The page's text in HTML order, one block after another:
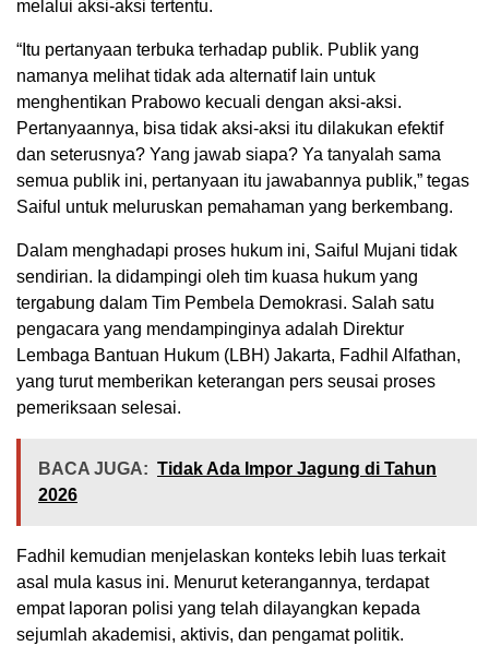
melalui aksi-aksi tertentu.
“Itu pertanyaan terbuka terhadap publik. Publik yang
namanya melihat tidak ada alternatif lain untuk
menghentikan Prabowo kecuali dengan aksi-aksi.
Pertanyaannya, bisa tidak aksi-aksi itu dilakukan efektif
dan seterusnya? Yang jawab siapa? Ya tanyalah sama
semua publik ini, pertanyaan itu jawabannya publik,” tegas
Saiful untuk meluruskan pemahaman yang berkembang.
Dalam menghadapi proses hukum ini, Saiful Mujani tidak
sendirian. Ia didampingi oleh tim kuasa hukum yang
tergabung dalam Tim Pembela Demokrasi. Salah satu
pengacara yang mendampinginya adalah Direktur
Lembaga Bantuan Hukum (LBH) Jakarta, Fadhil Alfathan,
yang turut memberikan keterangan pers seusai proses
pemeriksaan selesai.
BACA JUGA: Tidak Ada Impor Jagung di Tahun
2026
Fadhil kemudian menjelaskan konteks lebih luas terkait
asal mula kasus ini. Menurut keterangannya, terdapat
empat laporan polisi yang telah dilayangkan kepada
sejumlah akademisi, aktivis, dan pengamat politik.